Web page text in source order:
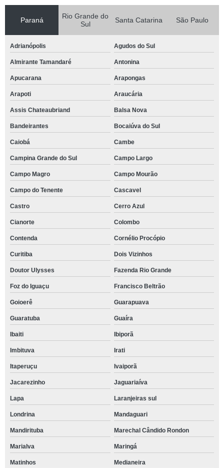
Paraná
Rio Grande do
Sul
Santa Catarina São Paulo
Adrianópolis Agudos do Sul
Almirante Tamandaré Antonina
Apucarana Arapongas
Arapoti Araucária
Assis Chateaubriand Balsa Nova
Bandeirantes Bocaiúva do Sul
Caiobá Cambe
Campina Grande do Sul Campo Largo
Campo Magro Campo Mourão
Campo do Tenente Cascavel
Castro Cerro Azul
Cianorte Colombo
Contenda Cornélio Procópio
Curitiba Dois Vizinhos
Doutor Ulysses Fazenda Rio Grande
Foz do Iguaçu Francisco Beltrão
Goioerê Guarapuava
Guaratuba Guaíra
Ibaiti Ibiporã
Imbituva Irati
Itaperuçu Ivaiporã
Jacarezinho Jaguariaíva
Lapa Laranjeiras sul
Londrina Mandaguari
Mandirituba Marechal Cândido Rondon
Marialva Maringá
Matinhos Medianeira